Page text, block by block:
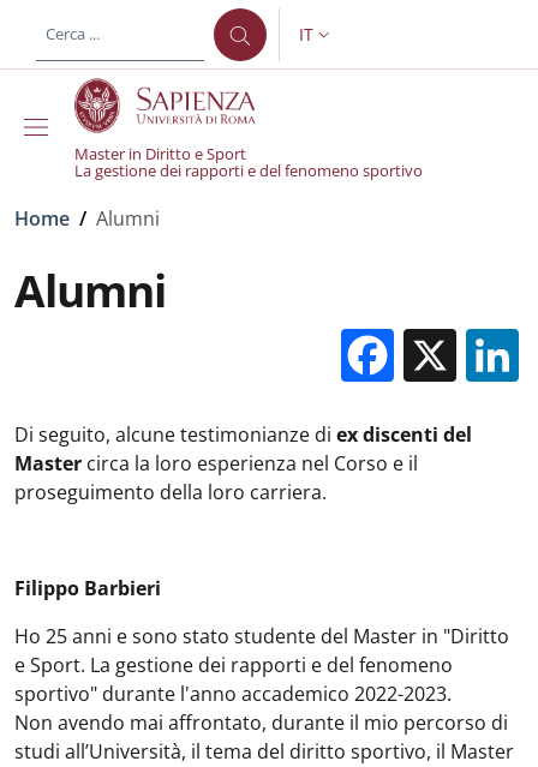
al contenuto principale
SELETTORE LINGUA:
IT
Master in Diritto e Sport
La gestione dei rapporti e del fenomeno sportivo
Briciole di pane
Home / Alumni
Alumni
X
Di seguito, alcune testimonianze di ex discenti del
Master circa la loro esperienza nel Corso e il
proseguimento della loro carriera.
Filippo Barbieri
Ho 25 anni e sono stato studente del Master in "Diritto
e Sport. La gestione dei rapporti e del fenomeno
sportivo" durante l'anno accademico 2022-2023.
Non avendo mai affrontato, durante il mio percorso di
studi all’Università, il tema del diritto sportivo, il Master